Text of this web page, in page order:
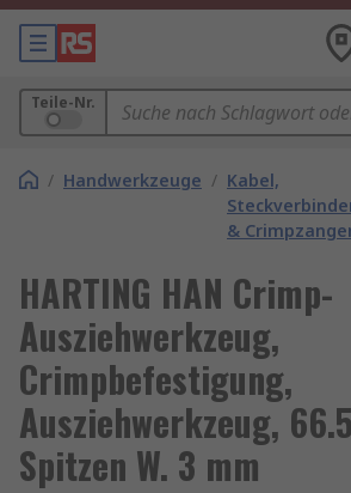
Teile-Nr.
/ Handwerkzeuge / Kabel,
&
HARTING HAN Crimp-
Ausziehwerkzeug,
Crimpbefestigung,
Ausziehwerkzeug,
Spitzen W. 3 mm